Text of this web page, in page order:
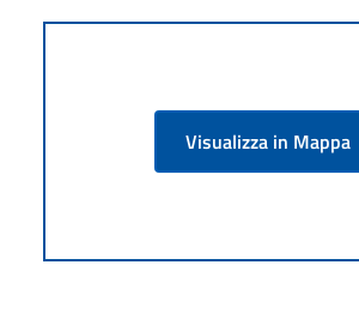
Visualizza in Mappa